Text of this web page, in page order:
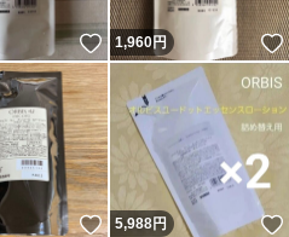
いいね！
1,960円
いいね！
5,988円